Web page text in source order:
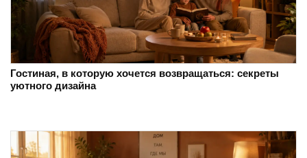
Гостиная, в которую хочется возвращаться: секреты
уютного дизайна